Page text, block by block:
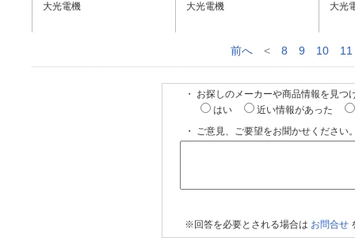
大光電機
大光電機
大光
前へ < 8 9 10 11
・ お探しのメーカーや商品情報を見つ
はい
近い情報があった
・ ご意見、ご要望をお聞かせください
※回答を必要とされる場合は お問合せ